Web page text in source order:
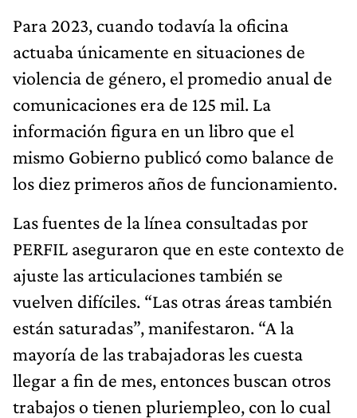
Para 2023, cuando todavía la oficina
actuaba únicamente en situaciones de
violencia de género, el promedio anual de
comunicaciones era de 125 mil. La
información figura en un libro que el
mismo Gobierno publicó como balance de
los diez primeros años de funcionamiento.
Las fuentes de la línea consultadas por
PERFIL aseguraron que en este contexto de
ajuste las articulaciones también se
vuelven difíciles. “Las otras áreas también
están saturadas”, manifestaron. “A la
mayoría de las trabajadoras les cuesta
llegar a fin de mes, entonces buscan otros
trabajos o tienen pluriempleo, con lo cual